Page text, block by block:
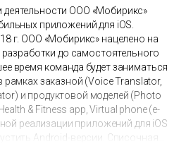
ООО «Мобирикс»
приложений для iOS.
г. ООО «Мобирикс» нацелено на
до самостоятельного
время команда будет заниматься
рамках заказной (Voice Translator,
и продуктовой моделей (Photo
& Fitness app, Virtual phone (e-
реализации приложений для iOS
Android-версии. Списочная